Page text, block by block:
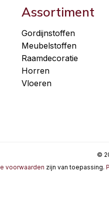
Assortiment
Gordijnstoffen
Meubelstoffen
Raamdecoratie
Horren
Vloeren
©
voorwaarden zijn van toepassing.